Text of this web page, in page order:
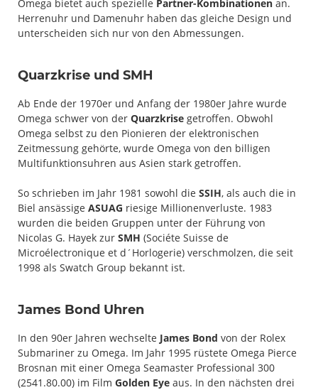
Omega bietet auch spezielle Partner-Kombinationen an.
Herrenuhr und Damenuhr haben das gleiche Design und
unterscheiden sich nur von den Abmessungen.
Quarzkrise und SMH
Ab Ende der 1970er und Anfang der 1980er Jahre wurde
Omega schwer von der Quarzkrise getroffen. Obwohl
Omega selbst zu den Pionieren der elektronischen
Zeitmessung gehörte, wurde Omega von den billigen
Multifunktionsuhren aus Asien stark getroffen.
So schrieben im Jahr 1981 sowohl die SSIH, als auch die in
Biel ansässige ASUAG riesige Millionenverluste. 1983
wurden die beiden Gruppen unter der Führung von
Nicolas G. Hayek zur SMH (Sociéte Suisse de
Microélectronique et d´Horlogerie) verschmolzen, die seit
1998 als Swatch Group bekannt ist.
James Bond Uhren
In den 90er Jahren wechselte James Bond von der Rolex
Submariner zu Omega. Im Jahr 1995 rüstete Omega Pierce
Brosnan mit einer Omega Seamaster Professional 300
(2541.80.00) im Film Golden Eye aus. In den nächsten drei